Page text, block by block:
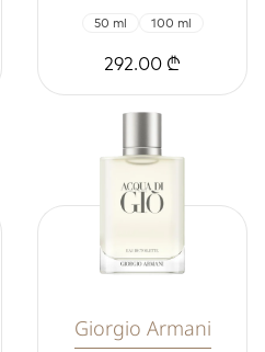
50 ml 100 ml
292.00 ₾
Giorgio Armani